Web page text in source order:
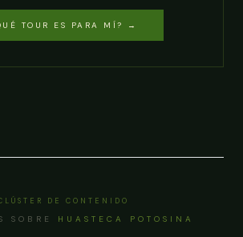
TOUR ES PARA MÍ? →
DE CONTENIDO
SOBRE HUASTECA POTOSINA